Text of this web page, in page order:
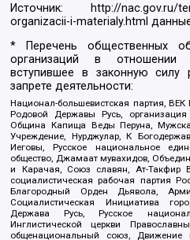
Источник:
http://nac.gov.ru/
organizacii-i-materialy.html
* Перечень общественных
организаций в
вступившее в законную силу
запрете деятельности:
Национал-большевистская партия,
Родовой Державы Русь,
Община Капища Веды Перуна,
Учреждение, Нурджулар, К
Иеговы, Русское национальное
общество, Джамаат мувахидов,
и Карачая, Союз славян, Ат-Такфир
социалистическая рабочая партия
Благородный Орден Дьявола,
Социалистическая Инициатива
Держава Русь, Русское
Инглистической церкви
общенациональный союз, Движение